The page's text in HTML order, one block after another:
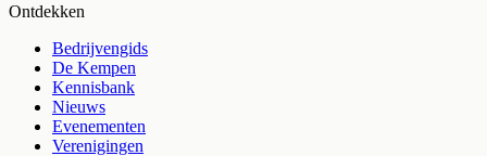
Ontdekken
Bedrijvengids
De Kempen
Kennisbank
Nieuws
Evenementen
Verenigingen